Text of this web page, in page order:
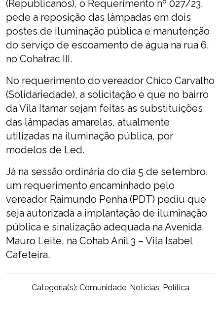
(Republicanos), o Requerimento nº 027/23,
pede a reposição das lâmpadas em dois
postes de iluminação pública e manutenção
do serviço de escoamento de água na rua 6,
no Cohatrac III.
No requerimento do vereador Chico Carvalho
(Solidariedade), a solicitação é que no bairro
da Vila Itamar sejam feitas as substituições
das lâmpadas amarelas, atualmente
utilizadas na iluminação pública, por
modelos de Led.
Já na sessão ordinária do dia 5 de setembro,
um requerimento encaminhado pelo
vereador Raimundo Penha (PDT) pediu que
seja autorizada a implantação de iluminação
pública e sinalização adequada na Avenida.
Mauro Leite, na Cohab Anil 3 – Vila Isabel
Cafeteira.
Categoria(s): Comunidade, Notícias, Política